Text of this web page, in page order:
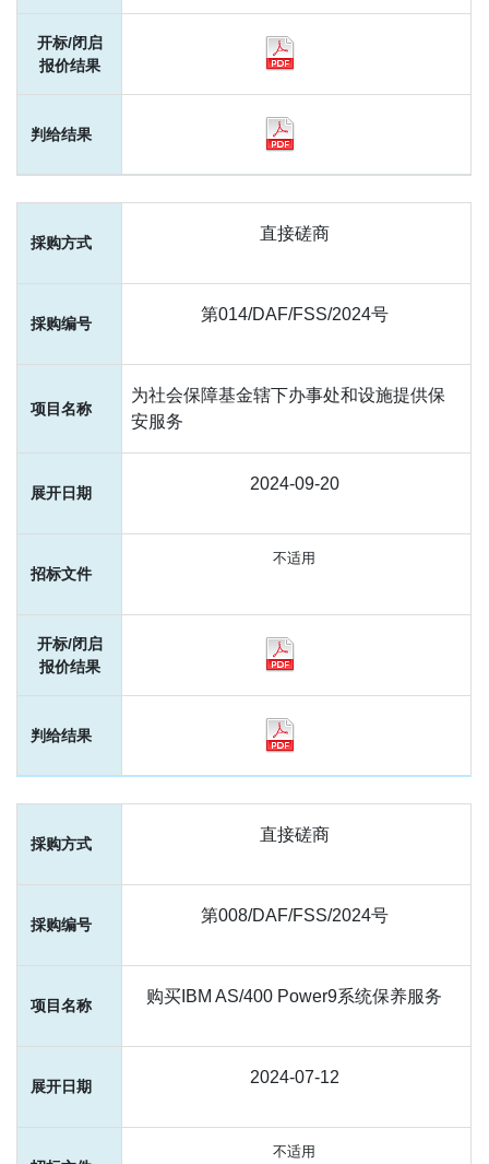
直接磋商
第014/DAF/FSS/2024号
为社会保障基金辖下办事处和设施提供保
安服务
2024-09-20
不适用
直接磋商
第008/DAF/FSS/2024号
购买IBM AS/400 Power9系统保养服务
2024-07-12
不适用